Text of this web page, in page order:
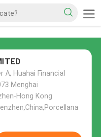
A, Huahai Financial
Menghai
Hong Kong